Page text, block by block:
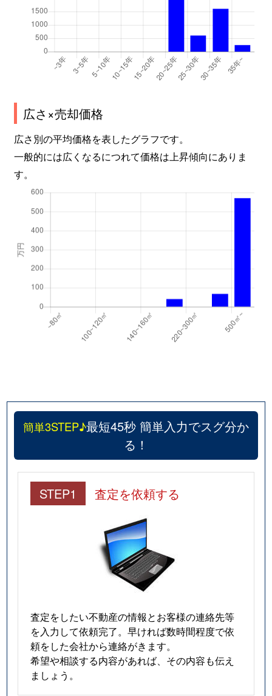
広さ×売却価格
広さ別の平均価格を表したグラフです。
一般的には広くなるにつれて価格は上昇傾向にありま
す。
簡単3STEP♪最短45秒 簡単入力でスグ分か
る！
STEP1 査定を依頼する
査定をしたい不動産の情報とお客様の連絡先等
を入力して依頼完了。早ければ数時間程度で依
頼をした会社から連絡がきます。
希望や相談する内容があれば、その内容も伝え
ましょう。